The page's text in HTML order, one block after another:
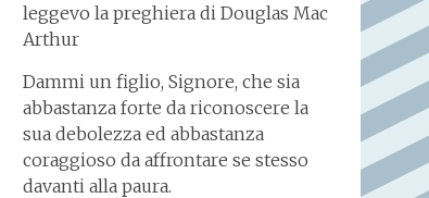
leggevo la preghiera di Douglas Mac
Arthur
Dammi un figlio, Signore, che sia
abbastanza forte da riconoscere la
sua debolezza ed abbastanza
coraggioso da affrontare se stesso
davanti alla paura.